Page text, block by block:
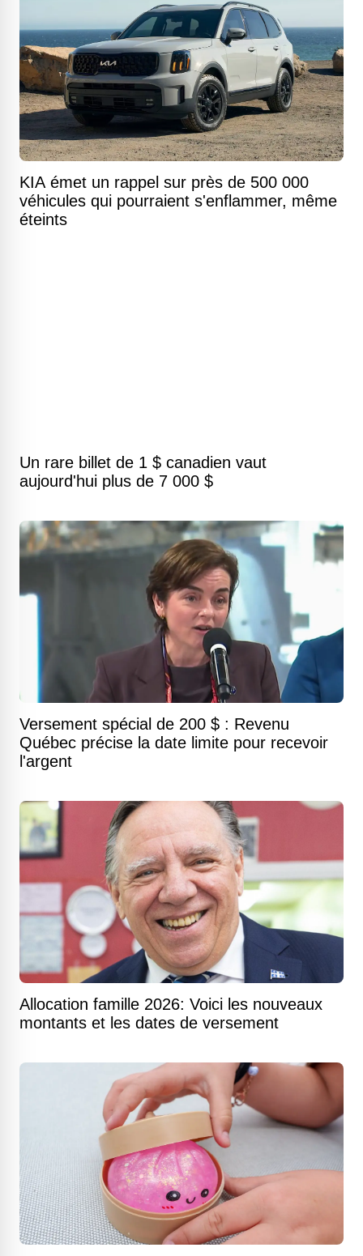
KIA émet un rappel sur près de 500 000
véhicules qui pourraient s'enflammer, même
éteints
Un rare billet de 1 $ canadien vaut
aujourd'hui plus de 7 000 $
Versement spécial de 200 $ : Revenu
Québec précise la date limite pour recevoir
l'argent
Allocation famille 2026: Voici les nouveaux
montants et les dates de versement